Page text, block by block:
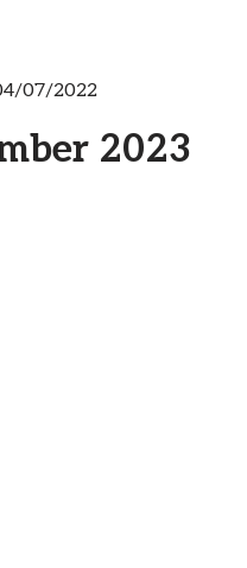
07/2022
2023